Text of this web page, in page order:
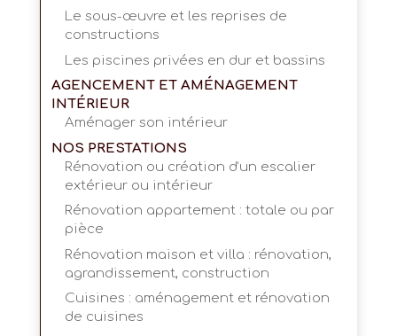
Le sous-œuvre et les reprises de
constructions
Les piscines privées en dur et bassins
AGENCEMENT ET AMÉNAGEMENT
INTÉRIEUR
Aménager son intérieur
NOS PRESTATIONS
Rénovation ou création d’un escalier
extérieur ou intérieur
Rénovation appartement : totale ou par
pièce
Rénovation maison et villa : rénovation,
agrandissement, construction
Cuisines : aménagement et rénovation
de cuisines